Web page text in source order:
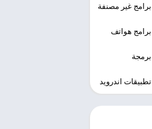
برامج غير مصنفة
برامج هواتف
برمجة
تطبيقات اندرويد